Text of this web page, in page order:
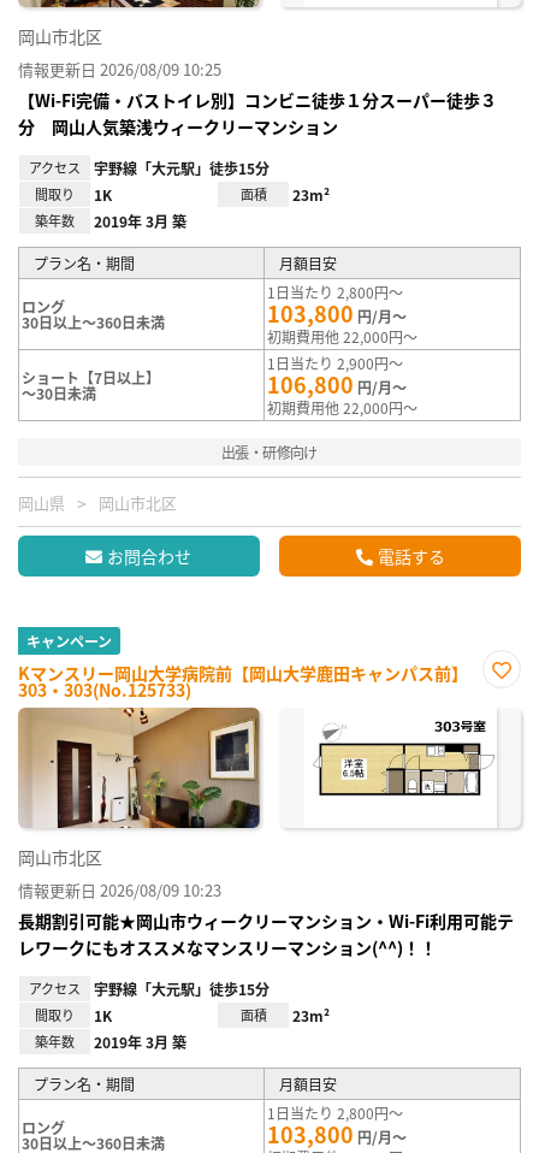
岡山市北区
情報更新日 2026/08/09 10:25
【Wi-Fi完備・バストイレ別】コンビニ徒歩１分スーパー徒歩３
分 岡山人気築浅ウィークリーマンション
アクセス 宇野線「大元駅」徒歩15分
間取り 1K 面積 23m²
築年数 2019年 3月 築
プラン名・期間 月額目安
ロング
30日以上～360日未満
1日当たり 2,800円～
103,800 円/月～
初期費用他 22,000円～
ショート【7日以上】
～30日未満
1日当たり 2,900円～
106,800 円/月～
初期費用他 22,000円～
出張・研修向け
岡山県 岡山市北区
お問合わせ 電話する
キャンペーン
Kマンスリー岡山大学病院前【岡山大学鹿田キャンパス前】
303・303(No.125733)
に入
り登
岡山市北区
情報更新日 2026/08/09 10:23
長期割引可能★岡山市ウィークリーマンション・Wi-Fi利用可能テ
レワークにもオススメなマンスリーマンション(^^)！！
アクセス 宇野線「大元駅」徒歩15分
間取り 1K 面積 23m²
築年数 2019年 3月 築
プラン名・期間 月額目安
ロング
30日以上～360日未満
1日当たり 2,800円～
103,800 円/月～